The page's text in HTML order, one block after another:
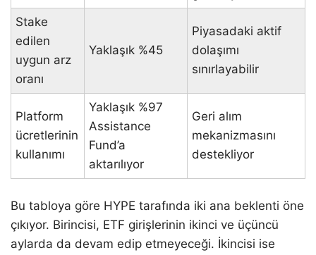
Stake
edilen
uygun arz
oranı
Yaklaşık %45
Piyasadaki aktif
dolaşımı
sınırlayabilir
Platform
ücretlerinin
kullanımı
Yaklaşık %97
Assistance
Fund’a
aktarılıyor
Geri alım
mekanizmasını
destekliyor
Bu tabloya göre HYPE tarafında iki ana beklenti öne
çıkıyor. Birincisi, ETF girişlerinin ikinci ve üçüncü
aylarda da devam edip etmeyeceği. İkincisi ise